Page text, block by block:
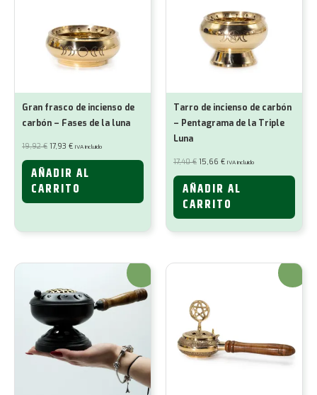
Gran frasco de incienso de
carbón – Fases de la luna
19,92€ El
precio
original
era:
19,92 €.
17,93 €El
actual
es:
17,93 €.
IVA incluido
AÑADIR AL
CARRITO
Tarro de incienso de carbón
– Pentagrama de la Triple
Luna
17,40€ El
precio
original
era:
17,40 €.
15,66 €El
actual
es:
15,66 €.
IVA incluido
AÑADIR AL
CARRITO
¡Oferta! ¡Oferta!